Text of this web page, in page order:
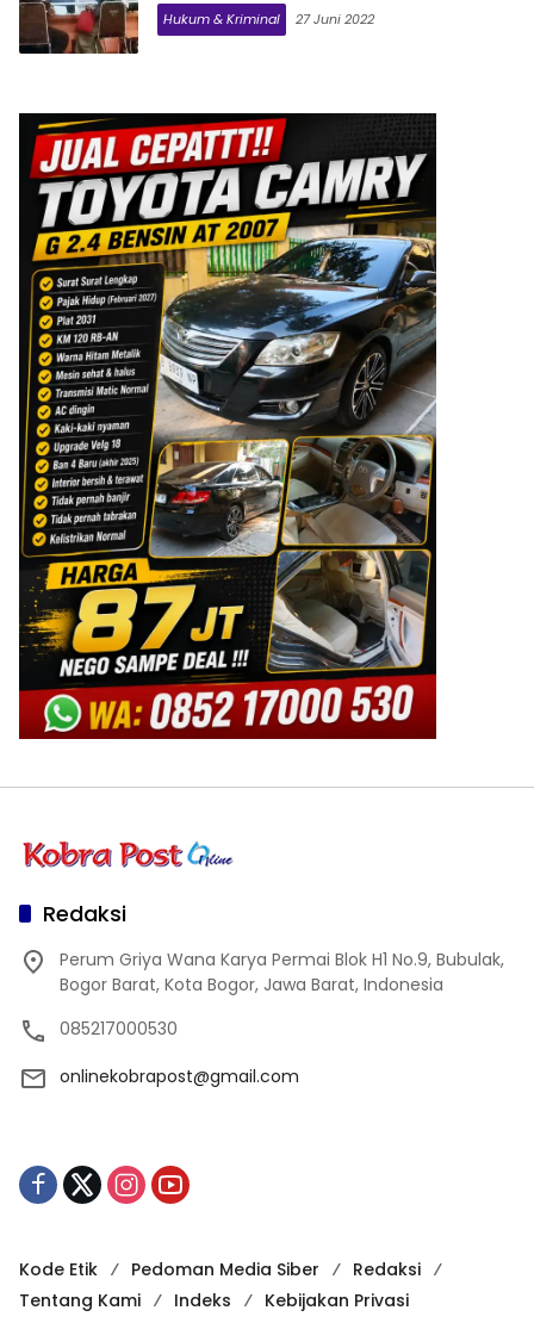
Hukum & Kriminal 27 Juni 2022
Redaksi
Perum Griya Wana Karya Permai Blok H1 No.9, Bubulak,
Bogor Barat, Kota Bogor, Jawa Barat, Indonesia
085217000530
onlinekobrapost@gmail.com
Kode Etik Pedoman Media Siber
Redaksi
Tentang Kami
Indeks Kebijakan Privasi